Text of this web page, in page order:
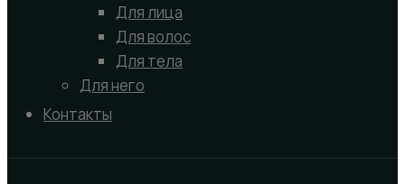
Для лица
Для волос
Для тела
Для него
Контакты